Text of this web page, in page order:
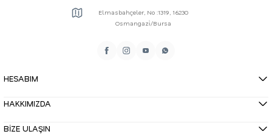
Elmasbahçeler, No :1319, 16230
Osmangazi̇/Bursa
HESABIM
HAKKIMIZDA
BİZE ULAŞIN